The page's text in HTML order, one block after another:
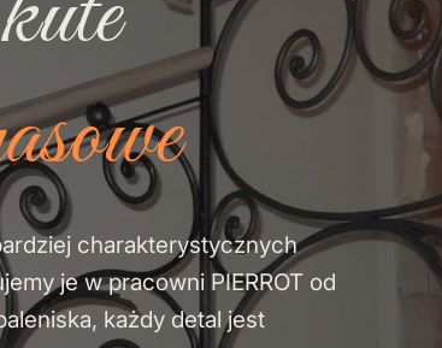
charakterystycznych
je w pracowni PIERROT od
każdy detal jest